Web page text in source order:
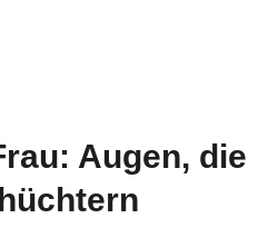
Augen, die